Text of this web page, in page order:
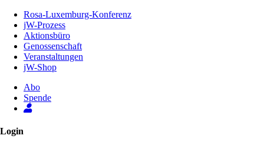
Inhalt
Seite
Rosa-Luxemburg-Konferenz
jW-Prozess
Aktionsbüro
Genossenschaft
Veranstaltungen
jW-Shop
Abo
Spende
Login